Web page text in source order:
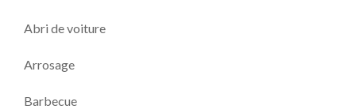
Abri de voiture
Arrosage
Barbecue